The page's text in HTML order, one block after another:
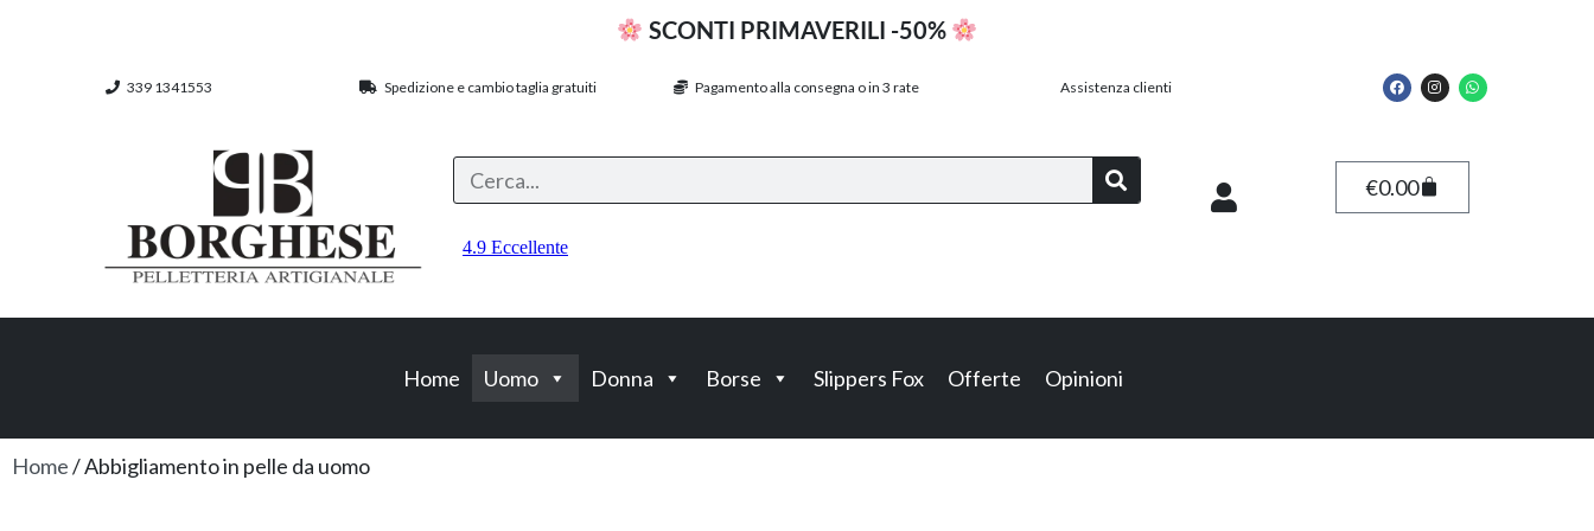
SCONTI PRIMAVERILI -50%
339 1341553 Spedizione e cambio taglia gratuiti Pagamento alla consegna o in 3 rate Assistenza clienti
€0.00
Home Uomo Donna Borse Slippers Fox Offerte Opinioni
Home/ Abbigliamento in pelle da uomo